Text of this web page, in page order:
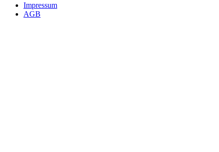
Impressum
AGB